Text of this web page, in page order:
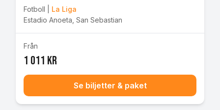
Fotboll
La Liga
Estadio Anoeta San Sebastian
Från
1 011 kr
Se biljetter & paket